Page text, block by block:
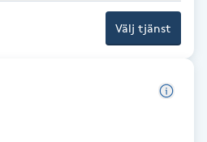
Välj tjänst